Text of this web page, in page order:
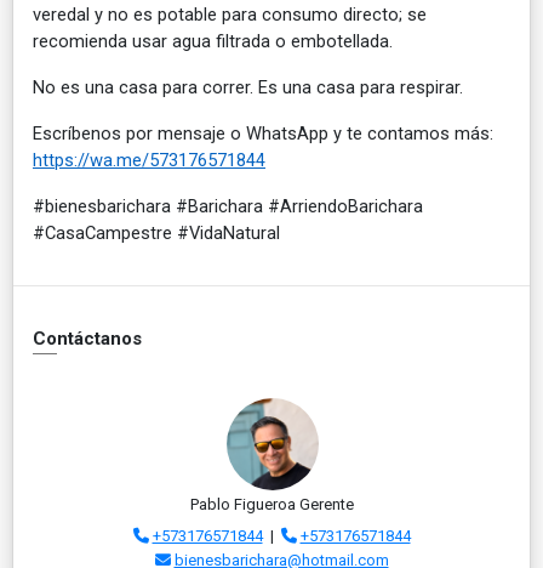
veredal y no es potable para consumo directo; se
recomienda usar agua filtrada o embotellada.
No es una casa para correr. Es una casa para respirar.
Escríbenos por mensaje o WhatsApp y te contamos más:
https://wa.me/573176571844
#bienesbarichara #Barichara #ArriendoBarichara
#CasaCampestre #VidaNatural
Contáctanos
Pablo Figueroa Gerente
+573176571844|
+573176571844
bienesbarichara@hotmail.com